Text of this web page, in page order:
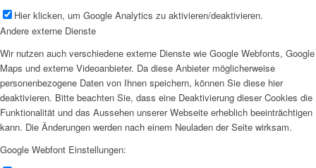
Hier klicken, um Google Analytics zu aktivieren/deaktivieren.
Andere externe Dienste
Wir nutzen auch verschiedene externe Dienste wie Google Webfonts, Google
Maps und externe Videoanbieter. Da diese Anbieter möglicherweise
personenbezogene Daten von Ihnen speichern, können Sie diese hier
deaktivieren. Bitte beachten Sie, dass eine Deaktivierung dieser Cookies die
Funktionalität und das Aussehen unserer Webseite erheblich beeinträchtigen
kann. Die Änderungen werden nach einem Neuladen der Seite wirksam.
Google Webfont Einstellungen: